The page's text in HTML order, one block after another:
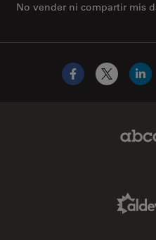
No vender ni compartir mis
Facebook
X